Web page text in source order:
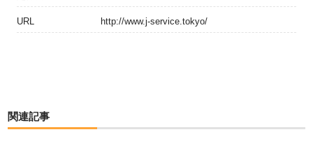
URL http://www.j-service.tokyo/
関連記事